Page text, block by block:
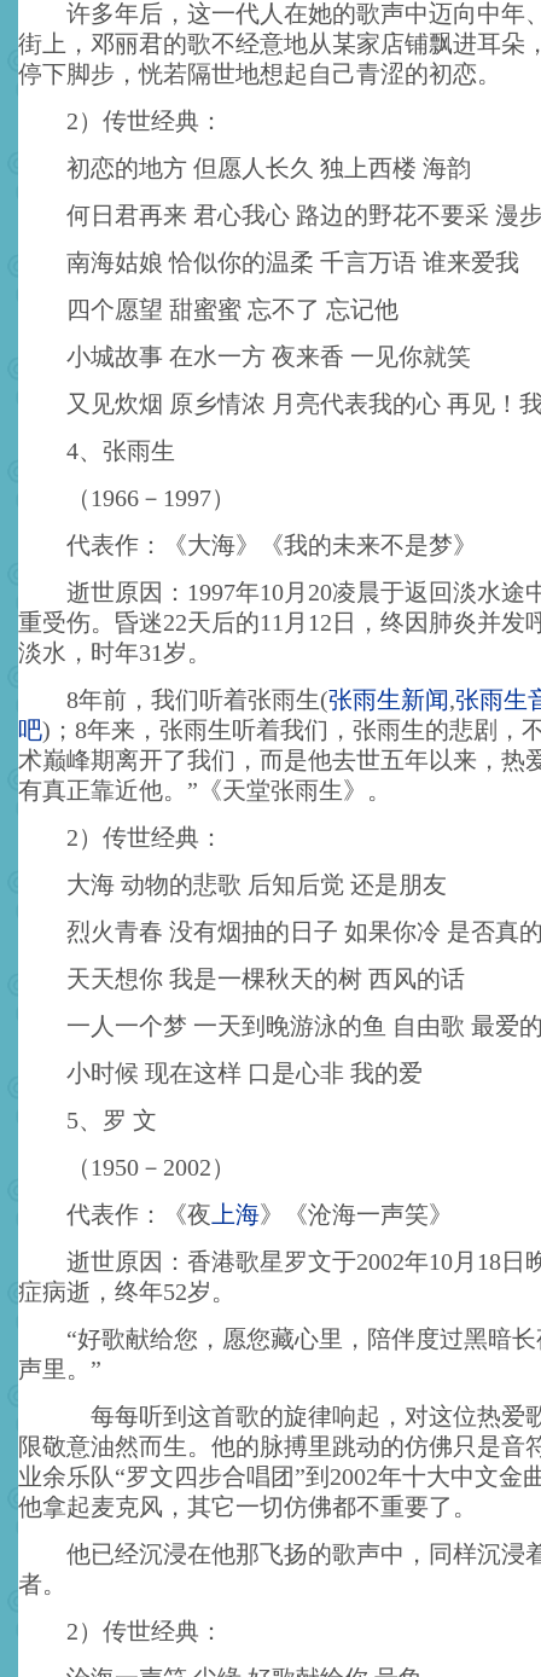
许多年后，这一代人在她的歌声中迈向中年
街上，邓丽君的歌不经意地从某家店铺飘进耳朵
停下脚步，恍若隔世地想起自己青涩的初恋。
2）传世经典：
初恋的地方 但愿人长久 独上西楼 海韵
何日君再来 君心我心 路边的野花不要采 漫
南海姑娘 恰似你的温柔 千言万语 谁来爱我
四个愿望 甜蜜蜜 忘不了 忘记他
小城故事 在水一方 夜来香 一见你就笑
又见炊烟 原乡情浓 月亮代表我的心 再见！
4、张雨生
（1966－1997）
代表作：《大海》《我的未来不是梦》
逝世原因：1997年10月20凌晨于返回淡水途
重受伤。昏迷22天后的11月12日，终因肺炎并发
淡水，时年31岁。
8年前，我们听着张雨生(张雨生新闻,张雨生
吧) ；8年来，张雨生听着我们，张雨生的悲剧，
术巅峰期离开了我们，而是他去世五年以来，热
有真正靠近他。”《天堂张雨生》。
2）传世经典：
大海 动物的悲歌 后知后觉 还是朋友
烈火青春 没有烟抽的日子 如果你冷 是否真
天天想你 我是一棵秋天的树 西风的话
一人一个梦 一天到晚游泳的鱼 自由歌 最爱
小时候 现在这样 口是心非 我的爱
5、罗 文
（1950－2002）
代表作：《夜 上海》《沧海一声笑》
逝世原因：香港歌星罗文于2002年10月18日
症病逝，终年52岁。
“好歌献给您，愿您藏心里，陪伴度过黑暗长
声里。”
每每听到这首歌的旋律响起，对这位热爱
限敬意油然而生。他的脉搏里跳动的仿佛只是音
业余乐队“罗文四步合唱团”到2002年十大中文金
他拿起麦克风，其它一切仿佛都不重要了。
他已经沉浸在他那飞扬的歌声中，同样沉浸
者。
2）传世经典：